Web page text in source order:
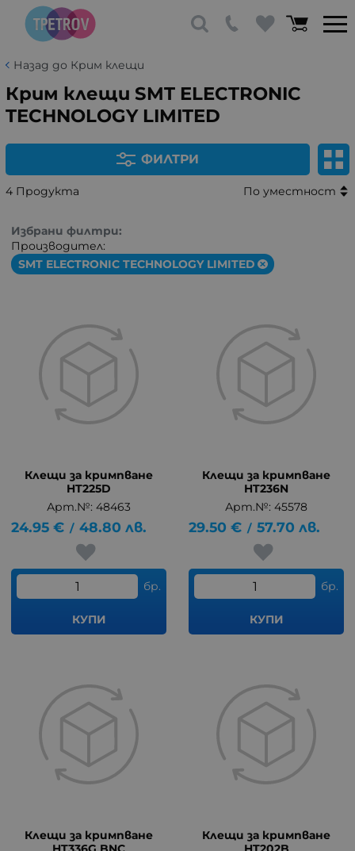
Назад до Крим клещи
Крим клещи SMT ELECTRONIC
TECHNOLOGY LIMITED
ФИЛТРИ
4 Продукта По уместност
Избрани филтри:
Производител:
SMT ELECTRONIC TECHNOLOGY LIMITED
Клещи за кримпване
HT225D
Арт.№: 48463
24.95 € / 48.80 лв.
бр.
КУПИ
Клещи за кримпване
HT236N
Арт.№: 45578
29.50 € / 57.70 лв.
бр.
КУПИ
Клещи за кримпване
Клещи за кримпване